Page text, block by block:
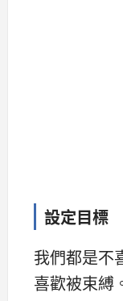
設定目標
我們都是不
喜歡被束縛